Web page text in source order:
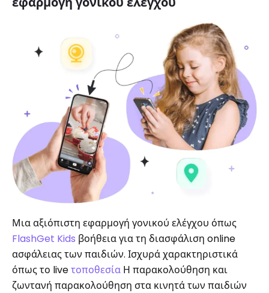
Μια αξιόπιστη εφαρμογή γονικού ελέγχου όπως
FlashGet Kids βοήθεια για τη διασφάλιση online
ασφάλειας των παιδιών. Ισχυρά χαρακτηριστικά
όπως το liveτοποθεσία Η παρακολούθηση και
ζωντανή παρακολούθηση στα κινητά των παιδιών